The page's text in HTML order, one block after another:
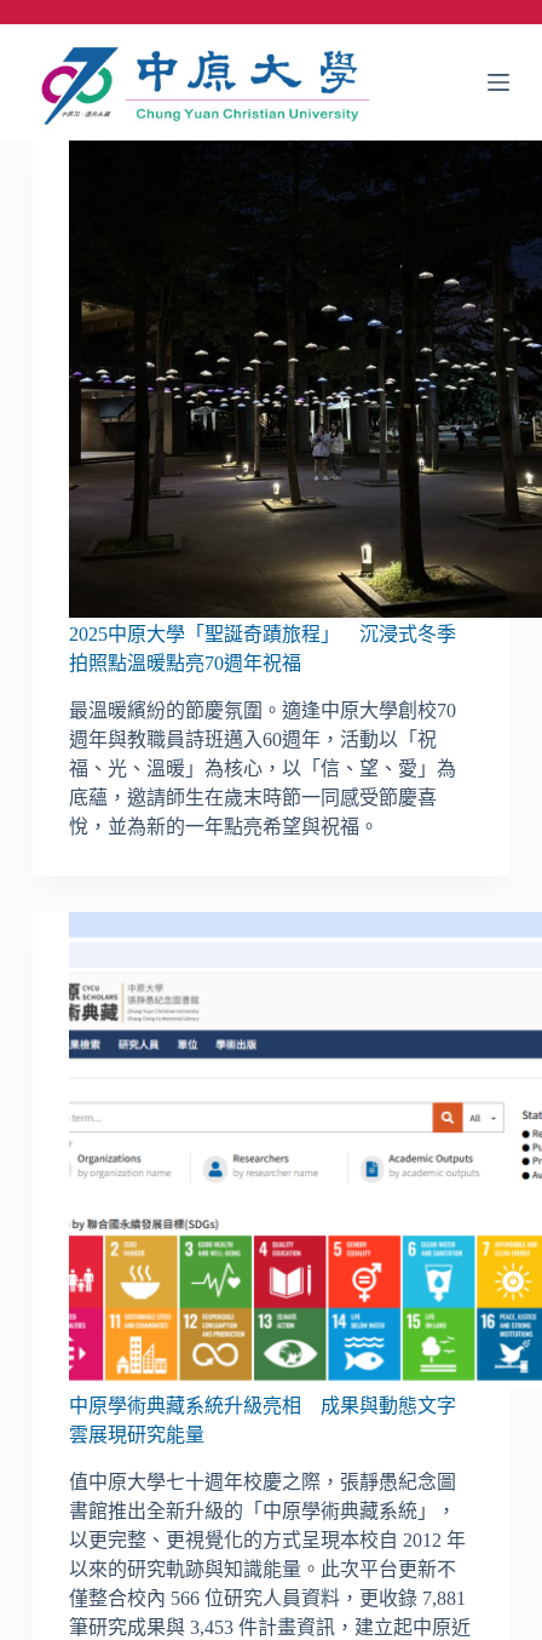
跳
主
2025中原大學「聖誕奇蹟旅程」 沉浸式冬季
拍照點溫暖點亮70週年祝福
最溫暖繽紛的節慶氛圍。適逢中原大學創校70
週年與教職員詩班邁入60週年，活動以「祝
福、光、溫暖」為核心，以「信、望、愛」為
底蘊，邀請師生在歲末時節一同感受節慶喜
悅，並為新的一年點亮希望與祝福。
中原學術典藏系統升級亮相 成果與動態文字
雲展現研究能量
值中原大學七十週年校慶之際，張靜愚紀念圖
書館推出全新升級的「中原學術典藏系統」，
以更完整、更視覺化的方式呈現本校自 2012 年
以來的研究軌跡與知識能量。此次平台更新不
僅整合校內 566 位研究人員資料，更收錄 7,881
筆研究成果與 3,453 件計畫資訊，建立起中原近